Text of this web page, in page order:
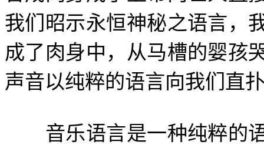
我们昭示永恒神秘之语言，
成了肉身中，从马槽的婴孩
声音以纯粹的语言向我们直
音乐语言是一种纯粹的语